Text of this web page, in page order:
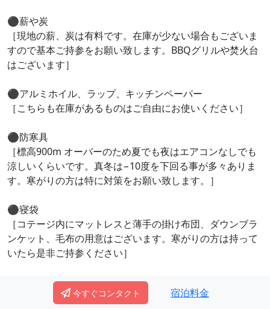
⚫︎薪や炭
［現地の薪、炭は有料です。在庫が少ない場合もございま
すので基本ご持参をお願い致します。BBQグリルや焚火台
はございます］
⚫︎アルミホイル、ラップ、キッチンペーパー
［こちらも在庫があるものはご自由にお使いください］
⚫︎防寒具
［標高900m オーバーのため夏でも夜はエアコンなしでも
涼しいくらいです。真冬は−10度を下回る事が多々ありま
す。寒がりの方は特に対策をお願い致します。］
⚫︎寝袋
［コテージ内にマットレスと薄手の掛け布団、ダウンブラ
ンケット、毛布の用意はございます。寒がりの方は持って
いたら是非ご持参ください］
⚫︎虫除けスプレー
［大自然の中です。虫はたくさんいます。室内にも入り込
今すぐコンタクト 宿泊料金